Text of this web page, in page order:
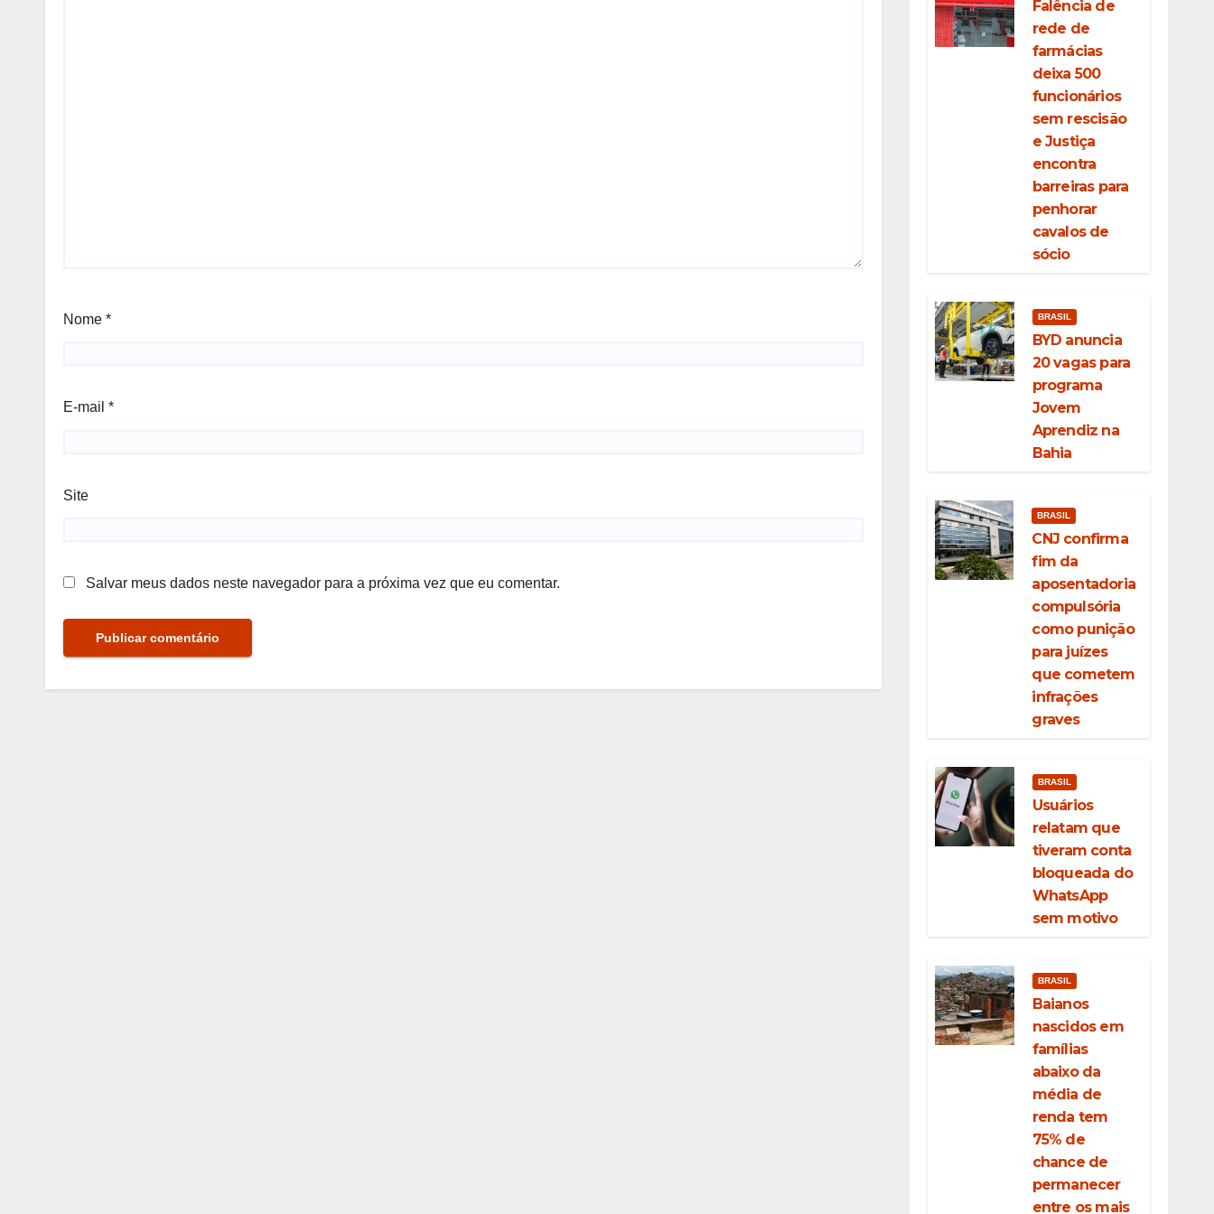
Nome *
E-mail *
Site
Salvar meus dados neste navegador para a próxima vez que eu comentar.
Falência de
rede de
farmácias
deixa 500
funcionários
sem rescisão
e Justiça
encontra
barreiras para
penhorar
cavalos de
sócio
BRASIL
BYD anuncia
20 vagas para
programa
Jovem
Aprendiz na
Bahia
BRASIL
CNJ confirma
fim da
aposentadoria
compulsória
como punição
para juízes
que cometem
infrações
graves
BRASIL
Usuários
relatam que
tiveram conta
bloqueada do
WhatsApp
sem motivo
BRASIL
Baianos
nascidos em
famílias
abaixo da
média de
renda tem
75% de
chance de
permanecer
entre os mais